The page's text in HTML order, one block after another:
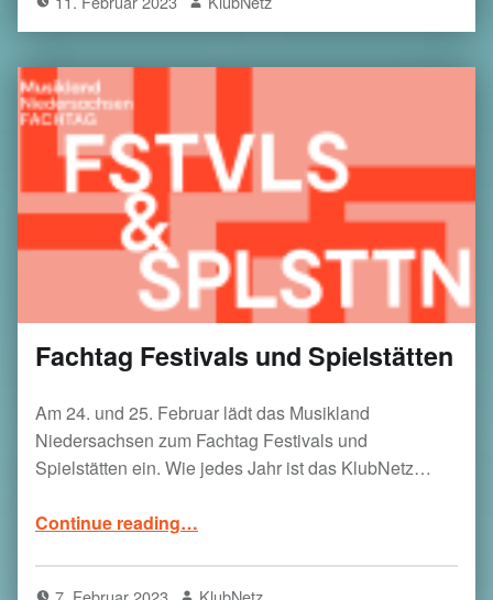
Fachtag Festivals und Spielstätten
Am 24. und 25. Februar lädt das Musikland
Niedersachsen zum Fachtag Festivals und
Spielstätten ein. Wie jedes Jahr ist das KlubNetz…
Continue reading…